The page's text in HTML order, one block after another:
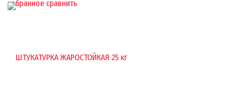
избранное сравнить